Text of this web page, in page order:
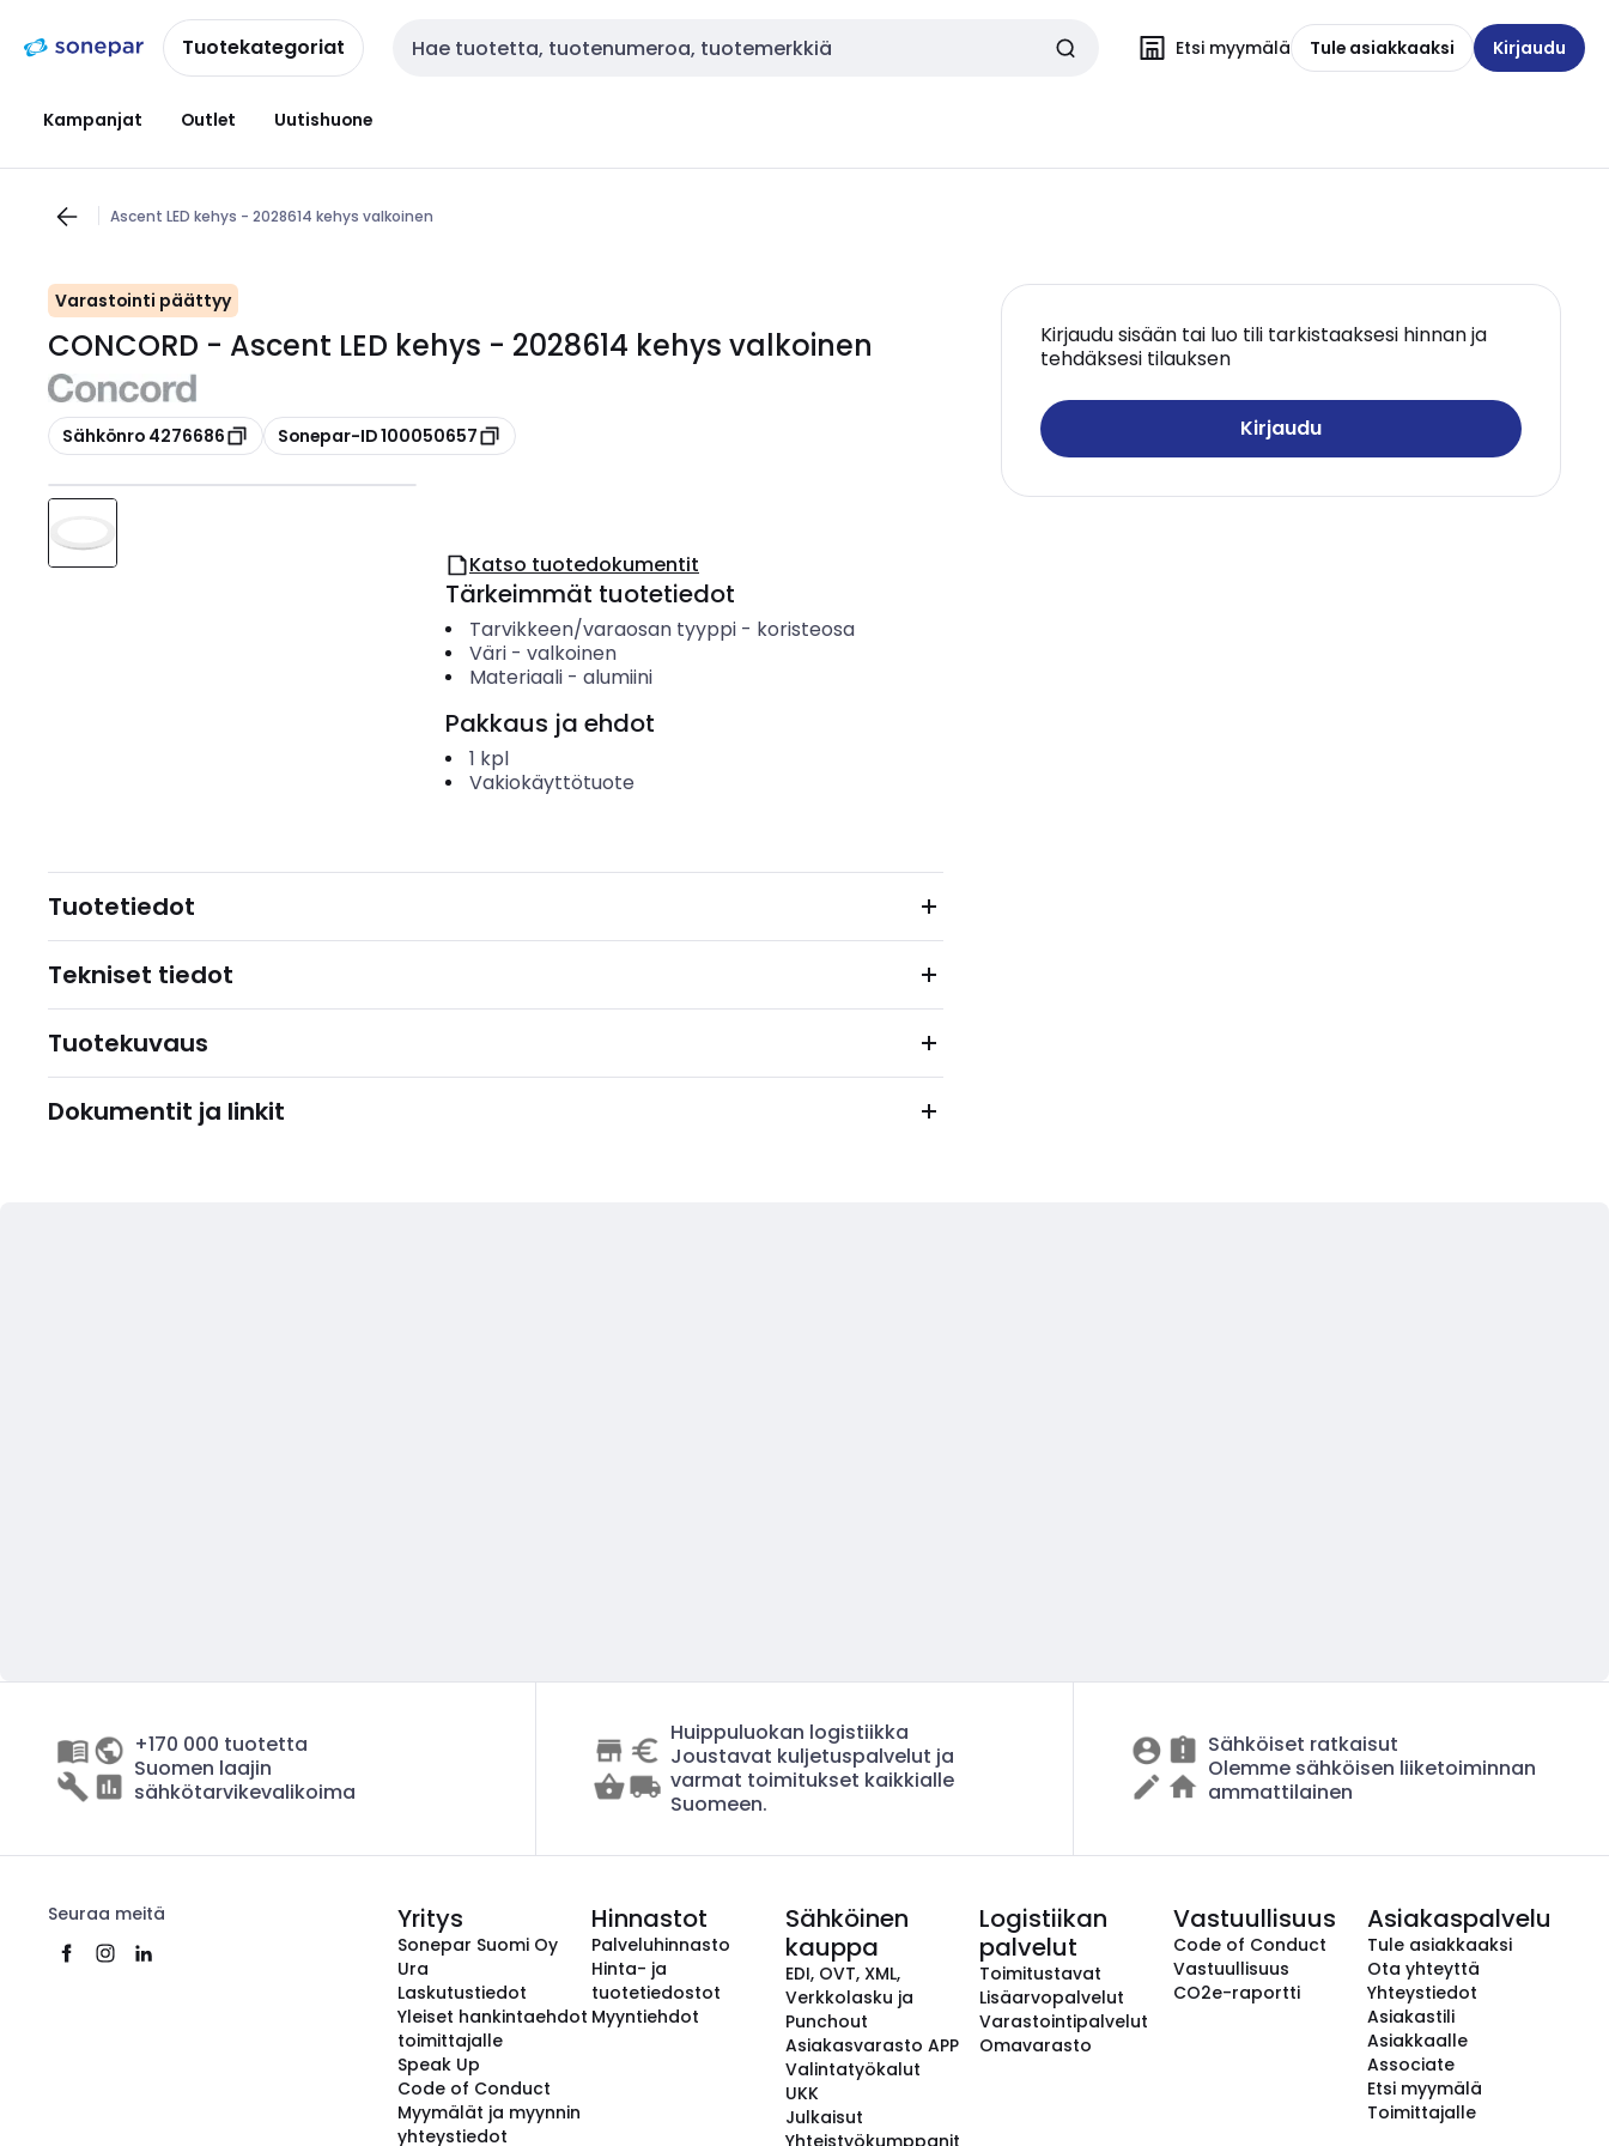
navigointiinsisältöönTuotekategoriat Haku Etsi myymälä Tule asiakkaaksi Kirjaudu
Kampanjat Outlet Uutishuone
Ascent LED kehys - 2028614 kehys valkoinen
Varastointi päättyy
CONCORD - Ascent LED kehys - 2028614 kehys valkoinen
Kopioi
Sähkönro 4276686 Kopioi
Sonepar-ID 100050657
Kirjaudu sisään tai luo tili tarkistaaksesi hinnan ja
tehdäksesi tilauksen
Kirjaudu
Katso tuotedokumentit
Tärkeimmät tuotetiedot
Tarvikkeen/varaosan tyyppi- koristeosa
Väri- valkoinen
Materiaali- alumiini
Pakkaus ja ehdot
1 kpl
Vakiokäyttötuote
Tuotetiedot
Tekniset tiedot
Tuotekuvaus
Dokumentit ja linkit
+170 000 tuotetta
Suomen laajin
sähkötarvikevalikoima
Huippuluokan logistiikka
Joustavat kuljetuspalvelut ja
varmat toimitukset kaikkialle
Suomeen.
Sähköiset ratkaisut
Olemme sähköisen liiketoiminnan
ammattilainen
Seuraa meitä Yritys
Sonepar Suomi Oy
Ura
Laskutustiedot
Yleiset hankintaehdot
toimittajalle
Speak Up
Code of Conduct
Myymälät ja myynnin
yhteystiedot
Hinnastot
Palveluhinnasto
Hinta- ja
tuotetiedostot
Myyntiehdot
Sähköinen
kauppa
EDI, OVT, XML,
Verkkolasku ja
Punchout
Asiakasvarasto APP
Valintatyökalut
UKK
Julkaisut
Yhteistyökumppanit
Logistiikan
palvelut
Toimitustavat
Lisäarvopalvelut
Varastointipalvelut
Omavarasto
Vastuullisuus
Code of Conduct
Vastuullisuus
CO2e-raportti
Asiakaspalvelu
Tule asiakkaaksi
Ota yhteyttä
Yhteystiedot
Asiakastili
Asiakkaalle
Associate
Etsi myymälä
Toimittajalle